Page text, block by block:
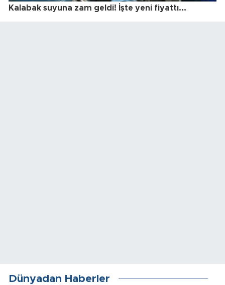
Kalabak suyuna zam geldi! İşte yeni fiyattı...
Dünyadan Haberler